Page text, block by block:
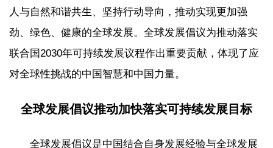
人与自然和谐共生、坚持行动导向，推动实现更加强
劲、绿色、健康的全球发展。全球发展倡议为推动落实
联合国2030年可持续发展议程作出重要贡献，体现了应
对全球性挑战的中国智慧和中国力量。
全球发展倡议推动加快落实可持续发展目标
全球发展倡议是中国结合自身发展经验与全球发展